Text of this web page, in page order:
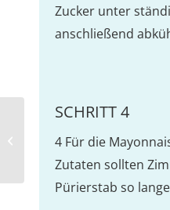
Zucker unter
anschließend
SCHRITT 4
4 Für die
Zutaten sollten
Pürierstab so
Hirse-Bowl mit Erbsen und